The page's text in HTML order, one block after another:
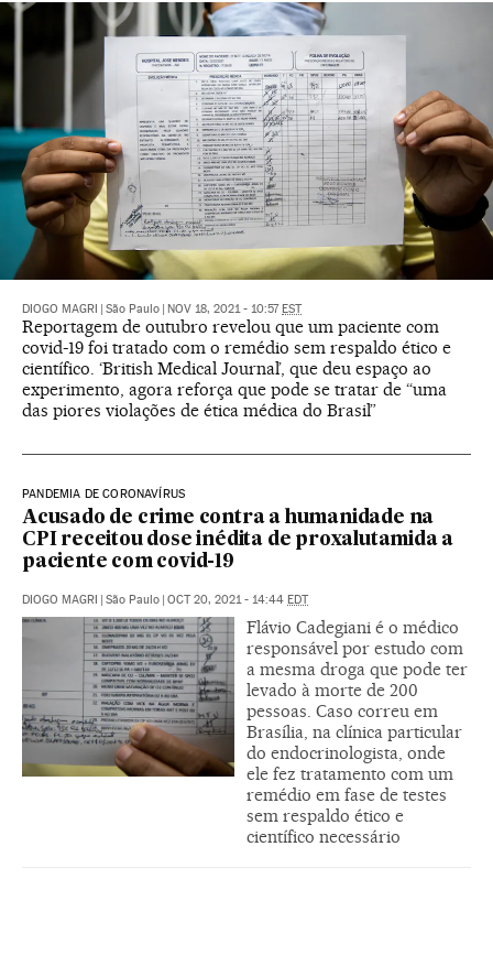
DIOGO MAGRI São Paulo NOV 18, 2021 - 10:57 EST
Reportagem de outubro revelou que um paciente com
covid-19 foi tratado com o remédio sem respaldo ético e
científico. ‘British Medical Journal’, que deu espaço ao
experimento, agora reforça que pode se tratar de “uma
das piores violações de ética médica do Brasil”
PANDEMIA DE CORONAVÍRUS
Acusado de crime contra a humanidade na
CPI receitou dose inédita de proxalutamida a
paciente com covid-19
DIOGO MAGRI São Paulo OCT 20, 2021 - 14:44 EDT
Flávio Cadegiani é o médico
responsável por estudo com
a mesma droga que pode ter
levado à morte de 200
pessoas. Caso correu em
Brasília, na clínica particular
do endocrinologista, onde
ele fez tratamento com um
remédio em fase de testes
sem respaldo ético e
científico necessário